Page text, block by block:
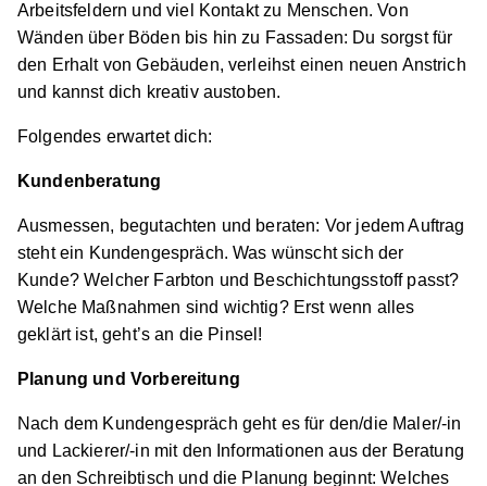
Maler/-in und Lackierer/-in (m/w/d) Zentler Der
Malermeister
58507 Lüdenscheid
Schnellbewerbung
Arbeitsfeldern und viel Kontakt zu Menschen. Von
Wänden über Böden bis hin zu Fassaden: Du sorgst für
den Erhalt von Gebäuden, verleihst einen neuen Anstrich
und kannst dich kreativ austoben.
Folgendes erwartet dich:
Kundenberatung
Ausmessen, begutachten und beraten: Vor jedem Auftrag
steht ein Kundengespräch. Was wünscht sich der
Kunde? Welcher Farbton und Beschichtungsstoff passt?
Welche Maßnahmen sind wichtig? Erst wenn alles
geklärt ist, geht’s an die Pinsel!
Planung und Vorbereitung
Nach dem Kundengespräch geht es für den/die Maler/-in
und Lackierer/-in mit den Informationen aus der Beratung
an den Schreibtisch und die Planung beginnt: Welches